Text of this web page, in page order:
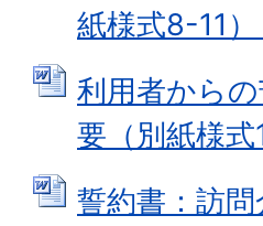
紙様式8-11
利用者から
要（別紙様
誓約書：訪